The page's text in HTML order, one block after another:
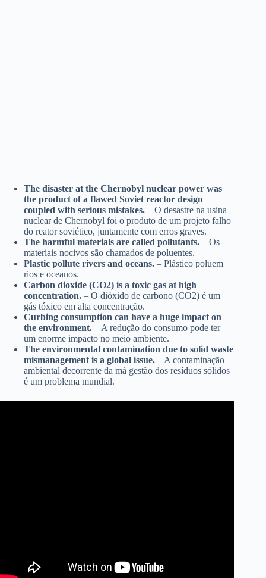
The disaster at the Chernobyl nuclear power was
the product of a flawed Soviet reactor design
coupled with serious mistakes. – O desastre na usina
nuclear de Chernobyl foi o produto de um projeto falho
do reator soviético, juntamente com erros graves.
The harmful materials are called pollutants. – Os
materiais nocivos são chamados de poluentes.
Plastic pollute rivers and oceans. – Plástico poluem
rios e oceanos.
Carbon dioxide (CO2) is a toxic gas at high
concentration. – O dióxido de carbono (CO2) é um
gás tóxico em alta concentração.
Curbing consumption can have a huge impact on
the environment. – A redução do consumo pode ter
um enorme impacto no meio ambiente.
The environmental contamination due to solid waste
mismanagement is a global issue. – A contaminação
ambiental decorrente da má gestão dos resíduos sólidos
é um problema mundial.